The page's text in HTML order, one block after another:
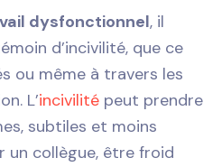
dysfonctionnel, il
d’incivilité, que ce
ou même à travers les
L’incivilité peut prendre
subtiles et moins
un collègue, être froid